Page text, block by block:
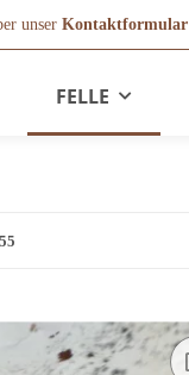
unser Kontaktformular
FELLE